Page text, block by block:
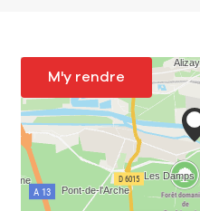
M'y rendre